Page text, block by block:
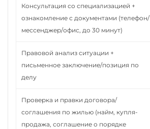
Консультация со специализацией +
ознакомление с документами (телефон/
мессенджер/офис, до 30 минут)
Правовой анализ ситуации +
письменное заключение/позиция по
делу
Проверка и правки договора/
соглашения по жилью (найм, купля-
продажа, соглашение о порядке